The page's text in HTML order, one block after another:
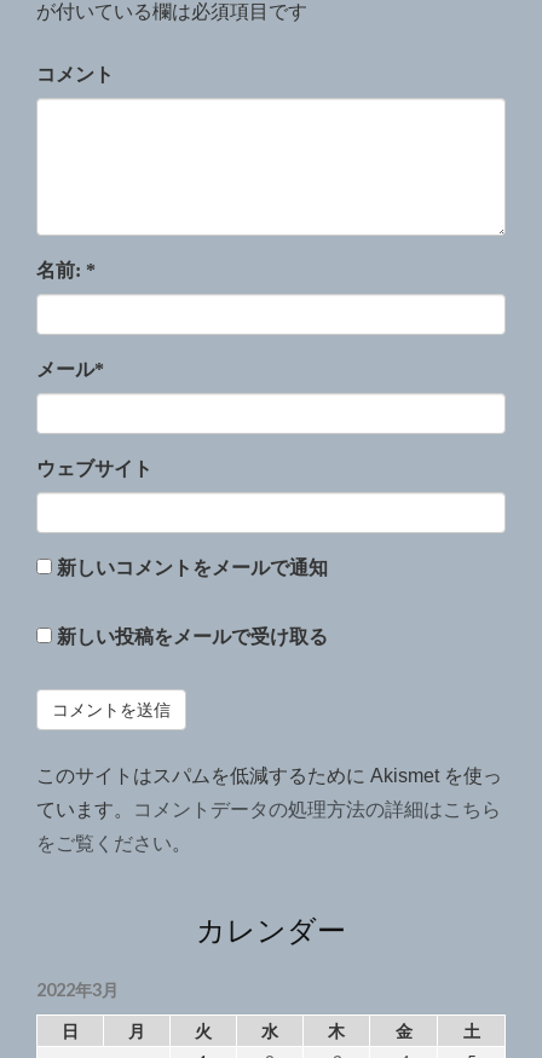
が付いている欄は必須項目です
コメント
名前: *
メール*
ウェブサイト
新しいコメントをメールで通知
新しい投稿をメールで受け取る
このサイトはスパムを低減するために Akismet を使っ
ています。
コメントデータの処理方法の詳細はこちら
をご覧ください。
カレンダー
2022年3月
日
月 火 水 木 金
土